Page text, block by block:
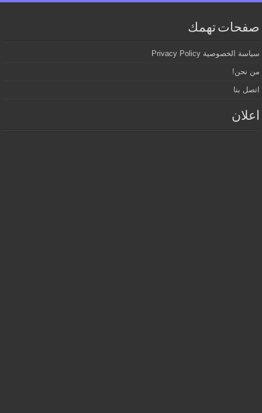
صفحات تهمك
سياسة الخصوصية Privacy Policy
من نحن!
اتصل بنا
اعلان